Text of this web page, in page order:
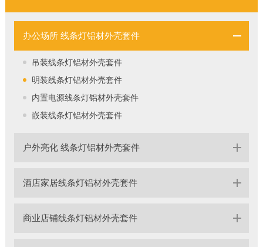
办公场所 线条灯铝材外壳套件
吊装线条灯铝材外壳套件
明装线条灯铝材外壳套件
内置电源线条灯铝材外壳套件
嵌装线条灯铝材外壳套件
户外亮化 线条灯铝材外壳套件
酒店家居线条灯铝材外壳套件
商业店铺线条灯铝材外壳套件